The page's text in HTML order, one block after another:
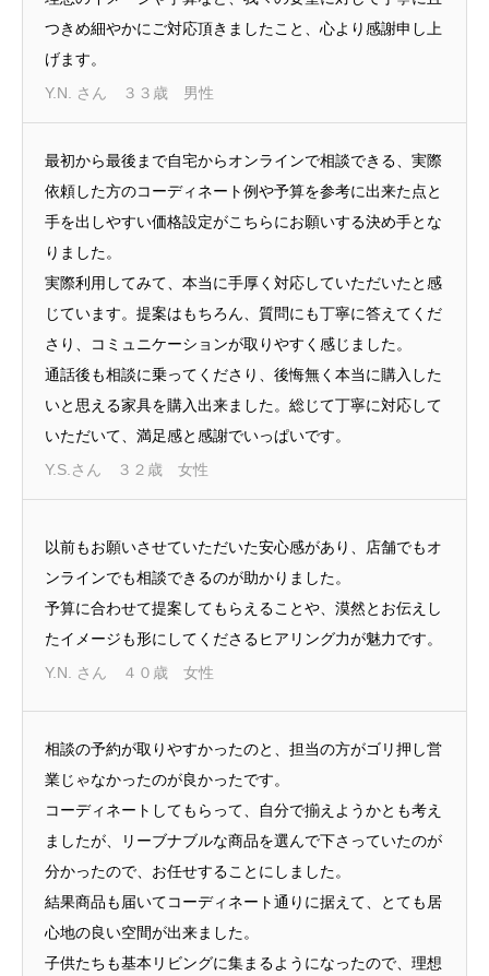
つきめ細やかにご対応頂きましたこと、心より感謝申し上
げます。
Y.N. さん ３３歳 男性
最初から最後まで自宅からオンラインで相談できる、実際
依頼した方のコーディネート例や予算を参考に出来た点と
手を出しやすい価格設定がこちらにお願いする決め手とな
りました。
実際利用してみて、本当に手厚く対応していただいたと感
じています。提案はもちろん、質問にも丁寧に答えてくだ
さり、コミュニケーションが取りやすく感じました。
通話後も相談に乗ってくださり、後悔無く本当に購入した
いと思える家具を購入出来ました。総じて丁寧に対応して
いただいて、満足感と感謝でいっぱいです。
Y.S.さん ３２歳 女性
以前もお願いさせていただいた安心感があり、店舗でもオ
ンラインでも相談できるのが助かりました。
予算に合わせて提案してもらえることや、漠然とお伝えし
たイメージも形にしてくださるヒアリング力が魅力です。
Y.N. さん ４０歳 女性
相談の予約が取りやすかったのと、担当の方がゴリ押し営
業じゃなかったのが良かったです。
コーディネートしてもらって、自分で揃えようかとも考え
ましたが、リーブナブルな商品を選んで下さっていたのが
分かったので、お任せすることにしました。
結果商品も届いてコーディネート通りに据えて、とても居
心地の良い空間が出来ました。
子供たちも基本リビングに集まるようになったので、理想